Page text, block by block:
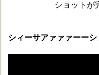
ショットが
シィーサアァァァーーシ